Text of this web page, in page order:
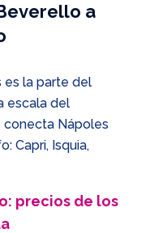
a
es la parte del
escala del
conecta Nápoles
Capri, Isquia,
precios de los